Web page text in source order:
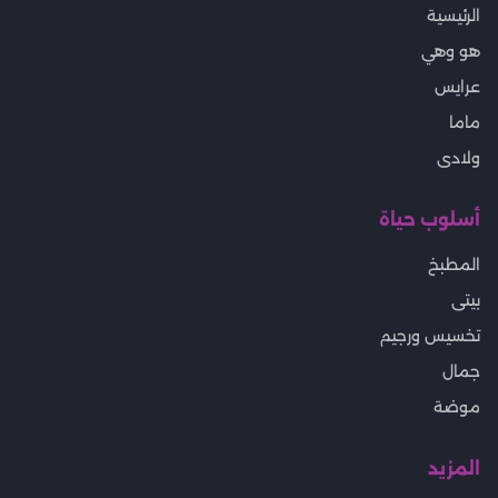
الرئيسية
هو وهي
عرايس
ماما
ولادى
أسلوب حياة
المطبخ
بيتى
تخسيس ورجيم
جمال
موضة
المزيد